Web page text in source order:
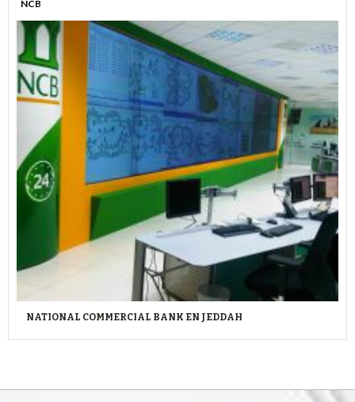
NCB
NATIONAL COMMERCIAL BANK EN JEDDAH